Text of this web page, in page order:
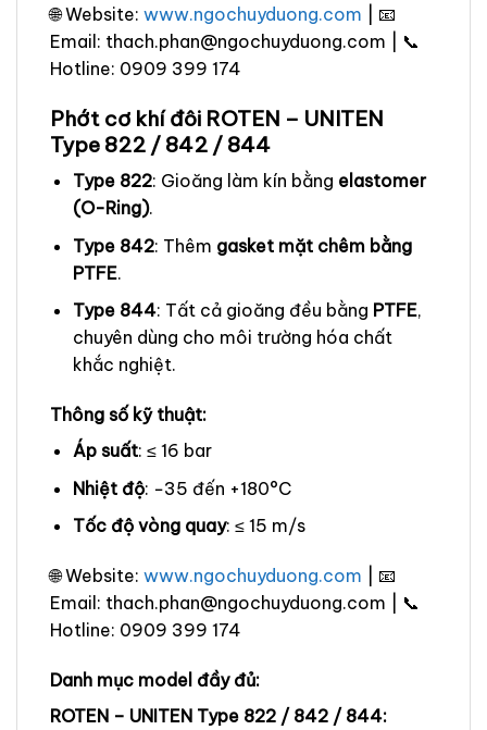
🌐 Website: www.ngochuyduong.com | 📧
Email: thach.phan@ngochuyduong.com | 📞
Hotline: 0909 399 174
Phớt cơ khí đôi ROTEN – UNITEN
Type 822 / 842 / 844
Type 822: Gioăng làm kín bằng elastomer
(O-Ring).
Type 842: Thêm gasket mặt chêm bằng
PTFE.
Type 844: Tất cả gioăng đều bằng PTFE,
chuyên dùng cho môi trường hóa chất
khắc nghiệt.
Thông số kỹ thuật:
Áp suất: ≤ 16 bar
Nhiệt độ: −35 đến +180°C
Tốc độ vòng quay: ≤ 15 m/s
🌐 Website: www.ngochuyduong.com | 📧
Email: thach.phan@ngochuyduong.com | 📞
Hotline: 0909 399 174
Danh mục model đầy đủ:
ROTEN – UNITEN Type 822 / 842 / 844: